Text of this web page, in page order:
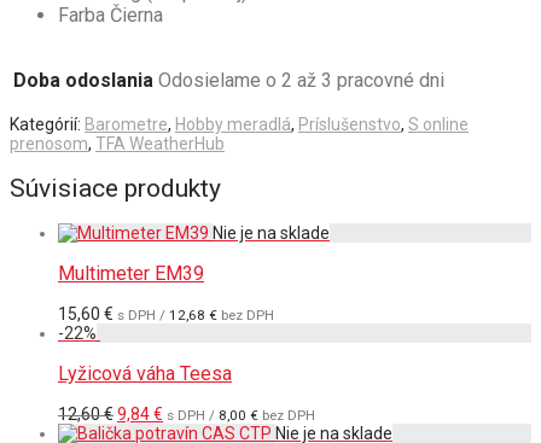
Farba Čierna
Doba odoslania Odosielame o 2 až 3 pracovné dni
Kategórií: Barometre, Hobby meradlá, Príslušenstvo, S online
prenosom, TFA WeatherHub
Súvisiace produkty
Multimeter EM39
15,60 € s DPH / 12,68 € bez DPH
-22%
Lyžicová váha Teesa
12,60€Pôvodná
cena
9,84€ Aktuálna
cena
s DPH / 8,00 € bez DPH